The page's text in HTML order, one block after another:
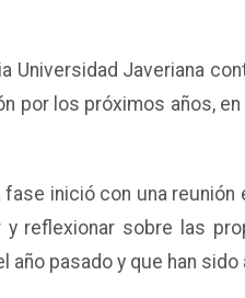
Universidad Javeriana
por los próximos años,
fase inició con una
y reflexionar sobre las
año pasado y que han